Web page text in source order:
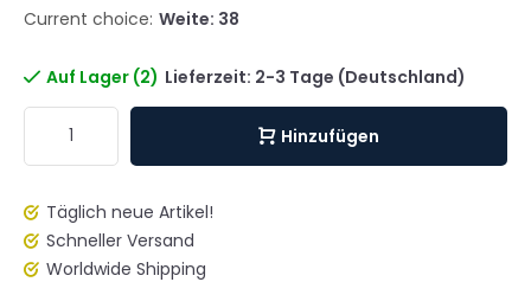
Current choice: Weite: 38
Auf Lager (2) Lieferzeit: 2-3 Tage (Deutschland)
Hinzufügen
Täglich neue Artikel!
Schneller Versand
Worldwide Shipping